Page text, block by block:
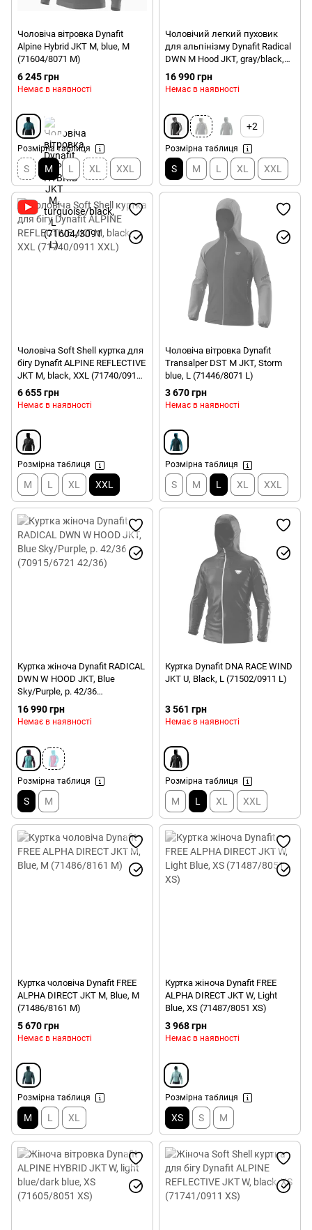
Чоловіча вітровка Dynafit
Alpine Hybrid JKT M, blue, M
(71604/8071 M)
6 245 грн
Немає в наявності
Розмірна таблиця
S M L XL XXL
Чоловічий легкий пуховик
для альпінізму Dynafit Radical
DWN M Hood JKT, gray/black,
46/S (70914/0542 46/S)
16 990 грн
Немає в наявності
+2
Розмірна таблиця
S M L XL XXL
Чоловіча Soft Shell куртка для
бігу Dynafit ALPINE REFLECTIVE
JKT M, black, XXL (71740/0911
XXL)
6 655 грн
Немає в наявності
Розмірна таблиця
M L XL XXL
Чоловіча вітровка Dynafit
Transalper DST M JKT, Storm
blue, L (71446/8071 L)
3 670 грн
Немає в наявності
Розмірна таблиця
S M L XL XXL
Куртка жіноча Dynafit RADICAL
DWN W HOOD JKT, Blue
Sky/Purple, р. 42/36
(70915/6721 42/36)
16 990 грн
Немає в наявності
Розмірна таблиця
S M
Куртка Dynafit DNA RACE WIND
JKT U, Black, L (71502/0911 L)
3 561 грн
Немає в наявності
Розмірна таблиця
M L XL XXL
Куртка чоловіча Dynafit FREE
ALPHA DIRECT JKT M, Blue, M
(71486/8161 M)
5 670 грн
Немає в наявності
Розмірна таблиця
M L XL
Куртка жіноча Dynafit FREE
ALPHA DIRECT JKT W, Light
Blue, XS (71487/8051 XS)
3 968 грн
Немає в наявності
Розмірна таблиця
XS S M